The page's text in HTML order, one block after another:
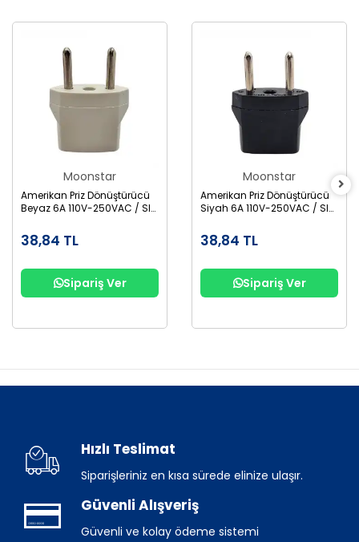
Moonstar
Amerikan Priz Dönüştürücü
Beyaz 6A 110V-250VAC / SI-
38,84 TL
Sipariş Ver
Moonstar
Amerikan Priz Dönüştürücü
Siyah 6A 110V-250VAC / SI-
38,84 TL
Sipariş Ver
Hızlı Teslimat
Siparişleriniz en kısa sürede elinize ulaşır.
Güvenli Alışveriş
Güvenli ve kolay ödeme sistemi